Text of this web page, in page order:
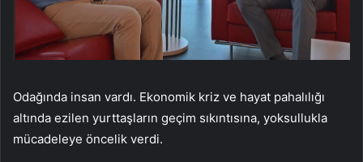
Odağında insan vardı. Ekonomik kriz ve hayat pahalılığı
altında ezilen yurttaşların geçim sıkıntısına, yoksullukla
mücadeleye öncelik verdi.